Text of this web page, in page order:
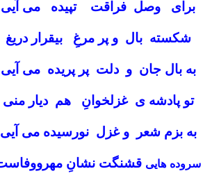
برای وصل فراقت تپیده می آیی
شکسته بال و پر مرغِ بیقرار دریغ
به بال جان و دلت پر پریده می آیی
تو پادشه ی غزلخوانِ هم دیار منی
به بزم شعر و غزل نورسیده می آیی
سروده هایی قشنگت نشانِ